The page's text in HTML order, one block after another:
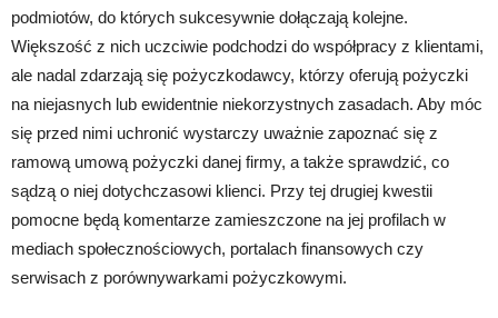
podmiotów, do których sukcesywnie dołączają kolejne.
Większość z nich uczciwie podchodzi do współpracy z klientami,
ale nadal zdarzają się pożyczkodawcy, którzy oferują pożyczki
na niejasnych lub ewidentnie niekorzystnych zasadach. Aby móc
się przed nimi uchronić wystarczy uważnie zapoznać się z
ramową umową pożyczki danej firmy, a także sprawdzić, co
sądzą o niej dotychczasowi klienci. Przy tej drugiej kwestii
pomocne będą komentarze zamieszczone na jej profilach w
mediach społecznościowych, portalach finansowych czy
serwisach z porównywarkami pożyczkowymi.